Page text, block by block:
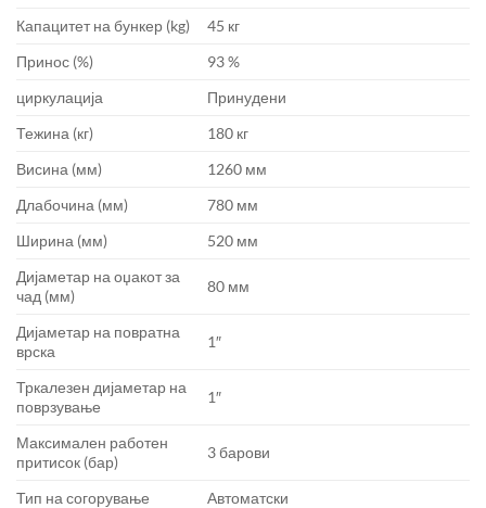
Капацитет на бункер (kg)
45 кг
Принос (%)
93 %
циркулација
Принудени
Тежина (кг)
180 кг
Висина (мм)
1260 мм
Длабочина (мм)
780 мм
Ширина (мм)
520 мм
Дијаметар на оџакот за
чад (мм)
80 мм
Дијаметар на повратна
врска
1″
Тркалезен дијаметар на
поврзување
1″
Максимален работен
притисок (бар)
3 барови
Тип на согорување
Автоматски